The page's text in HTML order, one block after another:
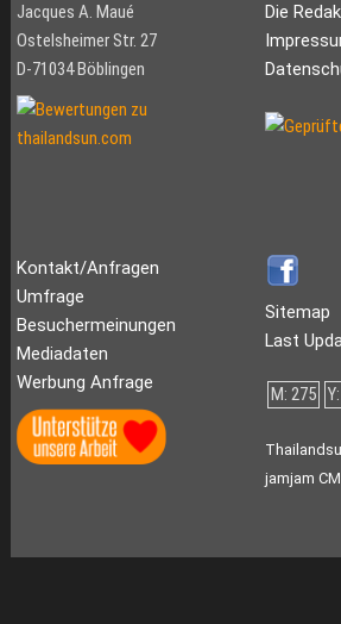
Jacques A. Maué
Ostelsheimer Str. 27
D-71034 Böblingen
Die
Kontakt/Anfragen
Umfrage
Besuchermeinungen
Mediadaten
Werbung Anfrage
Sitemap
Last
M: 275
jamjam